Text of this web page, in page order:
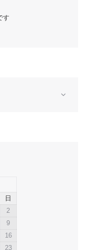
す
日
2
9
16
23